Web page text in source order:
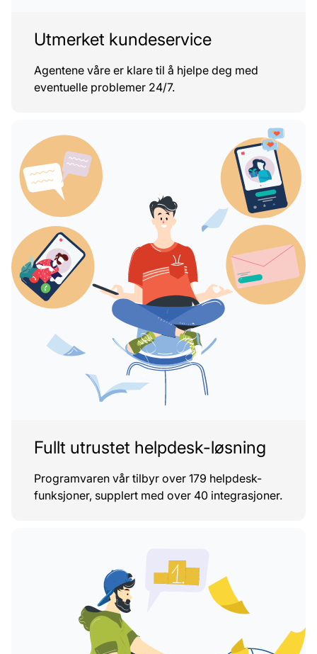
Utmerket kundeservice
Agentene våre er klare til å hjelpe deg med
eventuelle problemer 24/7.
Fullt utrustet helpdesk-løsning
Programvaren vår tilbyr over 179 helpdesk-
funksjoner, supplert med over 40 integrasjoner.